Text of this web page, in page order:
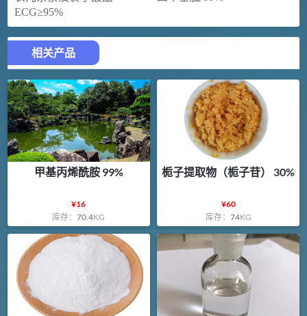
ECG≥95%
相关产品
甲基丙烯酰胺 99%
¥16
库存：70.4KG
栀子提取物（栀子苷） 30%
¥60
库存： 74KG